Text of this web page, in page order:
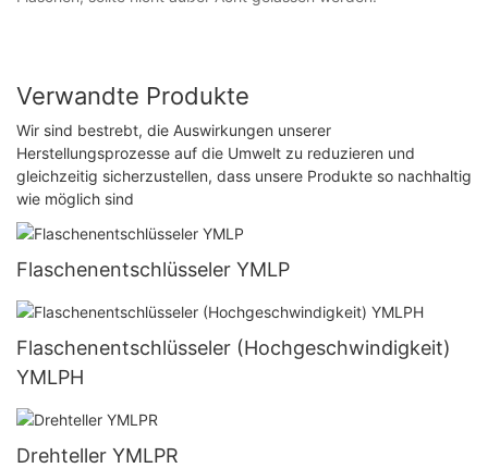
Verwandte Produkte
Wir sind bestrebt, die Auswirkungen unserer
Herstellungsprozesse auf die Umwelt zu reduzieren und
gleichzeitig sicherzustellen, dass unsere Produkte so nachhaltig
wie möglich sind
Flaschenentschlüsseler YMLP
Flaschenentschlüsseler (Hochgeschwindigkeit)
YMLPH
Drehteller YMLPR